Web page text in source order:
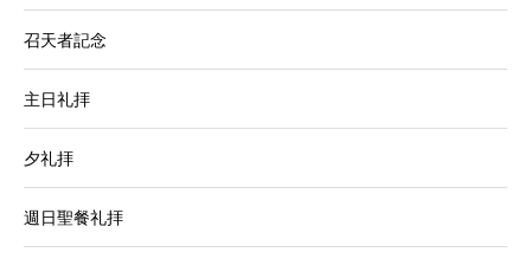
召天者記念
主日礼拝
夕礼拝
週日聖餐礼拝